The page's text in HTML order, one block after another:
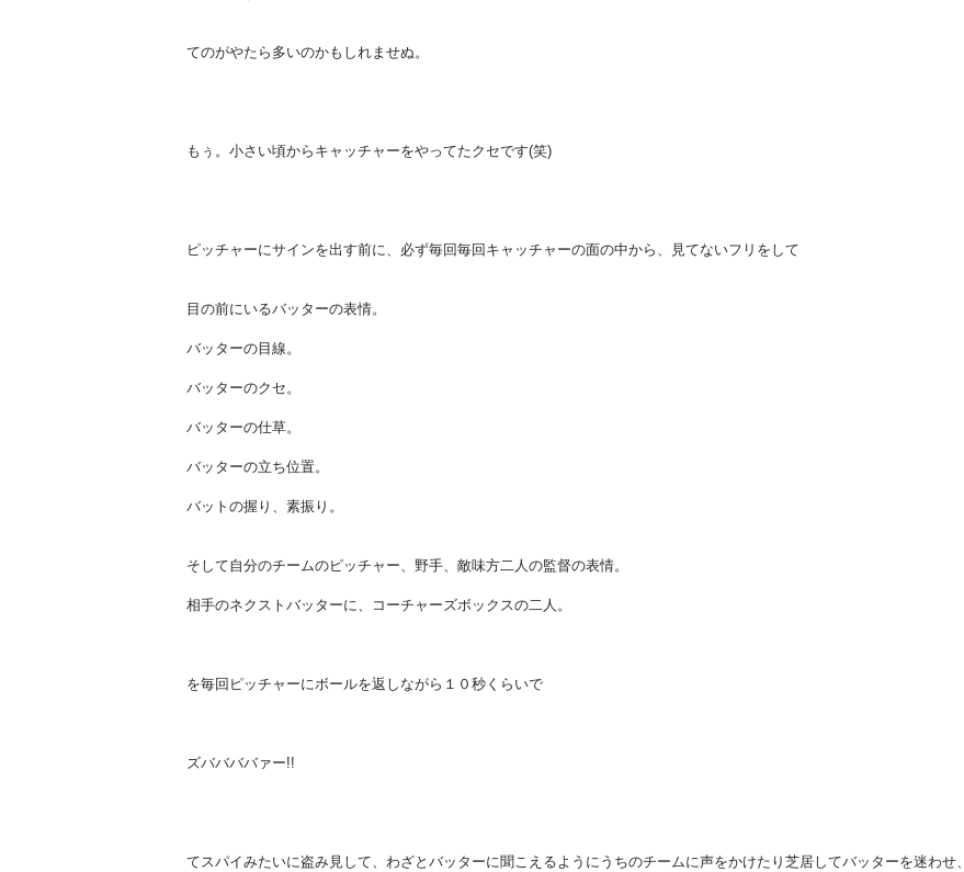
てのがやたら多いのかもしれませぬ。
もぅ。小さい頃からキャッチャーをやってたクセです(笑)
ピッチャーにサインを出す前に、必ず毎回毎回キャッチャーの面の中から、見てないフリをして
目の前にいるバッターの表情。
バッターの目線。
バッターのクセ。
バッターの仕草。
バッターの立ち位置。
バットの握り、素振り。
そして自分のチームのピッチャー、野手、敵味方二人の監督の表情。
相手のネクストバッターに、コーチャーズボックスの二人。
を毎回ピッチャーにボールを返しながら１０秒くらいで
ズババババァー!!
てスパイみたいに盗み見して、わざとバッターに聞こえるようにうちのチームに声をかけたり芝居してバッターを迷わせ、